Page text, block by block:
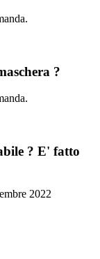
?
? E' fatto
2022